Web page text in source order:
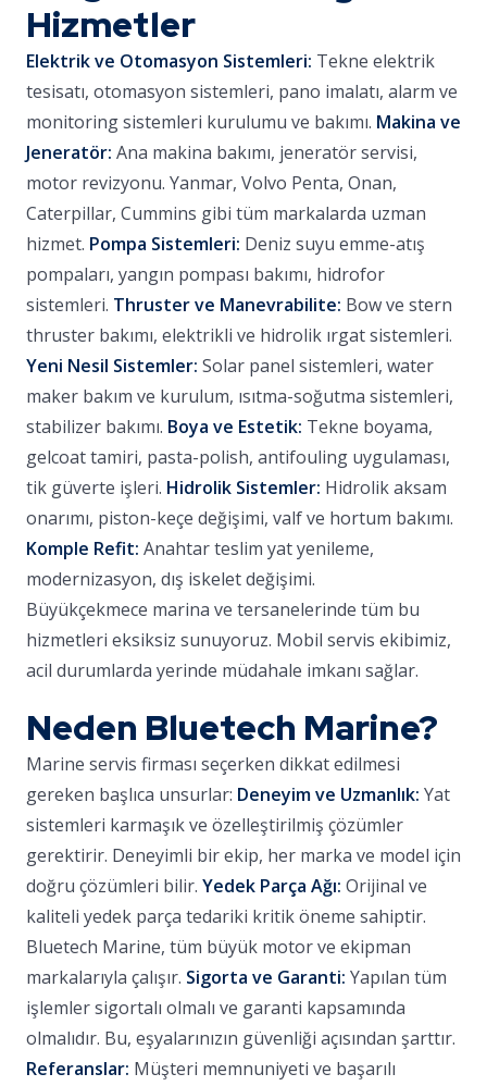
Hizmetler
Elektrik ve Otomasyon Sistemleri: Tekne elektrik
tesisatı, otomasyon sistemleri, pano imalatı, alarm ve
monitoring sistemleri kurulumu ve bakımı. Makina ve
Jeneratör: Ana makina bakımı, jeneratör servisi,
motor revizyonu. Yanmar, Volvo Penta, Onan,
Caterpillar, Cummins gibi tüm markalarda uzman
hizmet. Pompa Sistemleri: Deniz suyu emme-atış
pompaları, yangın pompası bakımı, hidrofor
sistemleri. Thruster ve Manevrabilite: Bow ve stern
thruster bakımı, elektrikli ve hidrolik ırgat sistemleri.
Yeni Nesil Sistemler: Solar panel sistemleri, water
maker bakım ve kurulum, ısıtma-soğutma sistemleri,
stabilizer bakımı. Boya ve Estetik: Tekne boyama,
gelcoat tamiri, pasta-polish, antifouling uygulaması,
tik güverte işleri. Hidrolik Sistemler: Hidrolik aksam
onarımı, piston-keçe değişimi, valf ve hortum bakımı.
Komple Refit: Anahtar teslim yat yenileme,
modernizasyon, dış iskelet değişimi.
Büyükçekmece marina ve tersanelerinde tüm bu
hizmetleri eksiksiz sunuyoruz. Mobil servis ekibimiz,
acil durumlarda yerinde müdahale imkanı sağlar.
Neden Bluetech Marine?
Marine servis firması seçerken dikkat edilmesi
gereken başlıca unsurlar: Deneyim ve Uzmanlık: Yat
sistemleri karmaşık ve özelleştirilmiş çözümler
gerektirir. Deneyimli bir ekip, her marka ve model için
doğru çözümleri bilir. Yedek Parça Ağı: Orijinal ve
kaliteli yedek parça tedariki kritik öneme sahiptir.
Bluetech Marine, tüm büyük motor ve ekipman
markalarıyla çalışır. Sigorta ve Garanti: Yapılan tüm
işlemler sigortalı olmalı ve garanti kapsamında
olmalıdır. Bu, eşyalarınızın güvenliği açısından şarttır.
Referanslar: Müşteri memnuniyeti ve başarılı